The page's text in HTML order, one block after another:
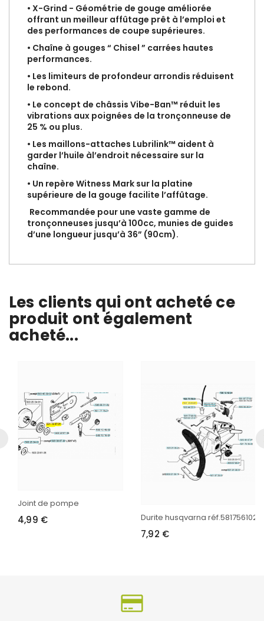
• X-Grind - Géométrie de gouge améliorée
offrant un meilleur affûtage prêt à l’emploi et
des performances de coupe supérieures.
• Chaîne à gouges “ Chisel ” carrées hautes
performances.
• Les limiteurs de profondeur arrondis réduisent
le rebond.
• Le concept de châssis Vibe-Ban™ réduit les
vibrations aux poignées de la tronçonneuse de
25 % ou plus.
• Les maillons-attaches Lubrilink™ aident à
garder l’huile àl’endroit nécessaire sur la
chaîne.
• Un repère Witness Mark sur la platine
supérieure de la gouge facilite l’affûtage.
Recommandée pour une vaste gamme de
tronçonneuses jusqu’à 100cc, munies de guides
d’une longueur jusqu’à 36” (90cm).
Les clients qui ont acheté ce
produit ont également
acheté...
Joint de pompe
4,99 € Durite husqvarna réf.581756102
7,92 €